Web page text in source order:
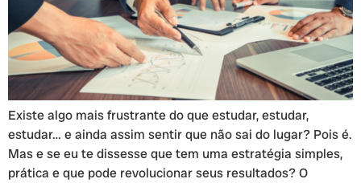
Existe algo mais frustrante do que estudar, estudar,
estudar… e ainda assim sentir que não sai do lugar? Pois é.
Mas e se eu te dissesse que tem uma estratégia simples,
prática e que pode revolucionar seus resultados? O